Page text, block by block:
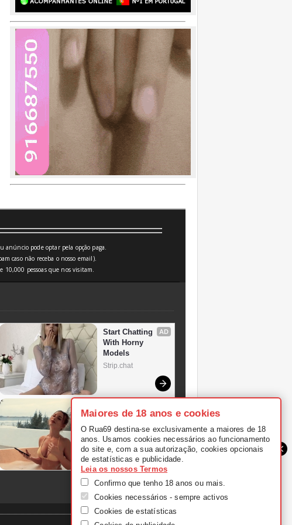
pode optar pela opção paga.
caso não receba o nosso email).
pessoas que nos visitam.
Maiores de 18 anos e cookies
O Rua69 destina-se exclusivamente a maiores de 18
anos. Usamos cookies necessários ao funcionamento
do site e, com a sua autorização, cookies opcionais
de estatísticas e publicidade.
Leia os nossos Termos
Confirmo que tenho 18 anos ou mais.
Cookies necessários - sempre activos
Cookies de estatísticas